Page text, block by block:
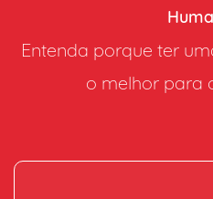
Entenda porque ter
o melhor para